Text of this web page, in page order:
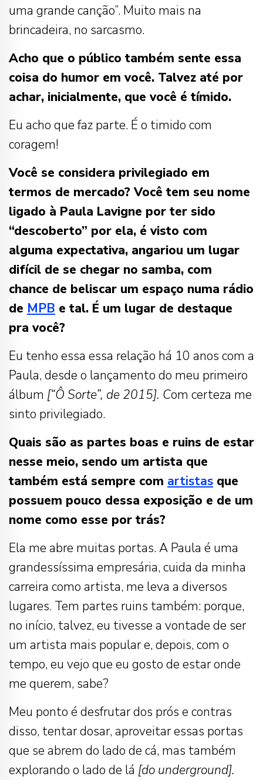
uma grande canção”. Muito mais na
brincadeira, no sarcasmo.
Acho que o público também sente essa
coisa do humor em você. Talvez até por
achar, inicialmente, que você é tímido.
Eu acho que faz parte. É o timido com
coragem!
Você se considera privilegiado em
termos de mercado? Você tem seu nome
ligado à Paula Lavigne por ter sido
“descoberto” por ela, é visto com
alguma expectativa, angariou um lugar
difícil de se chegar no samba, com
chance de beliscar um espaço numa rádio
de MPB e tal. É um lugar de destaque
pra você?
Eu tenho essa essa relação há 10 anos com a
Paula, desde o lançamento do meu primeiro
álbum [“Ô Sorte”, de 2015]. Com certeza me
sinto privilegiado.
Quais são as partes boas e ruins de estar
nesse meio, sendo um artista que
também está sempre com artistas que
possuem pouco dessa exposição e de um
nome como esse por trás?
Ela me abre muitas portas. A Paula é uma
grandessíssima empresária, cuida da minha
carreira como artista, me leva a diversos
lugares. Tem partes ruins também: porque,
no início, talvez, eu tivesse a vontade de ser
um artista mais popular e, depois, com o
tempo, eu vejo que eu gosto de estar onde
me querem, sabe?
Meu ponto é desfrutar dos prós e contras
disso, tentar dosar, aproveitar essas portas
que se abrem do lado de cá, mas também
explorando o lado de lá [do underground].